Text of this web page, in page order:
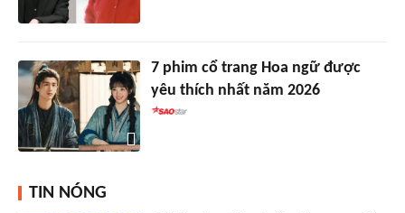
7 phim cổ trang Hoa ngữ được
yêu thích nhất năm 2026
TIN NÓNG